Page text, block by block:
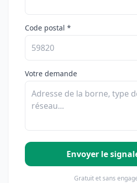
Code postal *
Votre demande
Envoyer le
Gratuit et sans